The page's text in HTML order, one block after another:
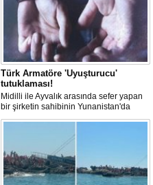
Türk Armatöre 'Uyuşturucu'
tutuklaması!
Midilli ile Ayvalık arasında sefer yapan
bir şirketin sahibinin Yunanistan'da
tutuklandığı bildirildi.